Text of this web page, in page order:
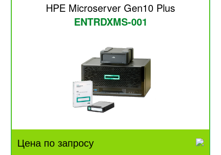
HPE Microserver Gen10 Plus
ENTRDXMS-001
Цена по запросу